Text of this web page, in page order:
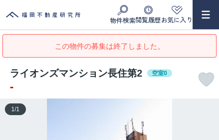
物件検索閲覧履歴お気に入り
この物件の募集は終了しました。
ライオンズマンション長住第2 空室0
-
1 /1